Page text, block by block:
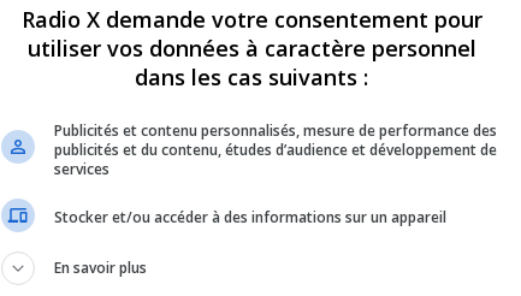
Radio X demande votre consentement pour
utiliser vos données à caractère personnel
dans les cas suivants :
Publicités et contenu personnalisés, mesure de performance des
publicités et du contenu, études d’audience et développement de
services
Stocker et/ou accéder à des informations sur un appareil
En savoir plus